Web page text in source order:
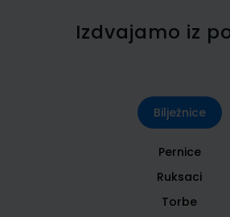
Izdvajamo iz
Bilježnice
Pernice
Ruksaci
Torbe